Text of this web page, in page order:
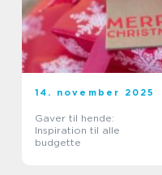
14. november 2025
Gaver til hende:
Inspiration til alle
budgette